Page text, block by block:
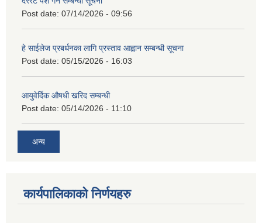
Post date: 07/14/2026 - 09:56
हे साईलेज प्रबर्धनका लागि प्रस्ताव आह्वान सम्बन्धी सूचना
Post date: 05/15/2026 - 16:03
आयुवेर्दिक औषधी खरिद सम्बन्धी
Post date: 05/14/2026 - 11:10
अन्य
कार्यपालिकाको निर्णयहरु